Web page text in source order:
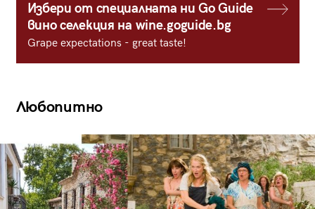
Избери от специалната ни Go Guide
вино селекция на wine.goguide.bg
Grape expectations - great taste!
Любопитно